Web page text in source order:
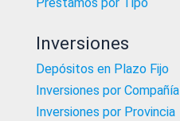
Inversiones
Depósitos en Plazo Fijo
Inversiones por Compañía
Inversiones por Provincia